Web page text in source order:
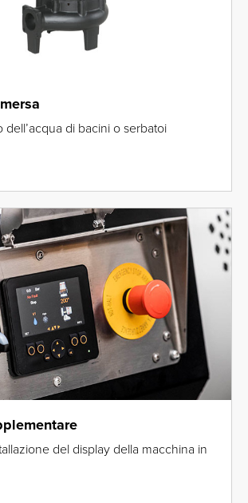
dell’acqua di bacini o serbatoi
del display della macchina in